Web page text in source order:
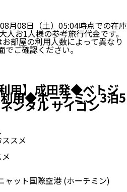
月08日（土）05:04時点での在庫
人お1人様の参考旅行代金です。
部屋の利用人数によって異なり
でご確認ください。
用】成田発◆ベトジ
用◆ホーチミン 3泊5
ンタル サイゴン
スメ
ャット国際空港 (ホーチミン)